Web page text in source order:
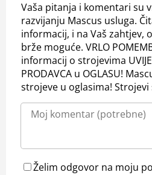
Vaša pitanja i komentari su
razvijanju Mascus usluga.
informacij, i na Vaš zahtjev,
brže moguće. VRLO
informacij o strojevima
PRODAVCA u OGLASU!
strojeve u oglasima! Strojevi
Želim odgovor na moju